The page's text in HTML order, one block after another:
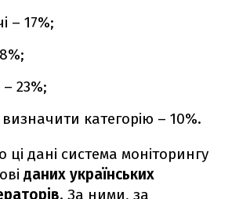
– 17%;
23%;
категорію – 10%.
дані система моніторингу
даних українських
. За ними, за